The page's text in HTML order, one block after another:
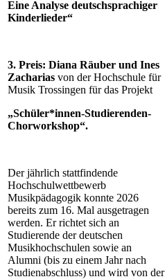
Eine Analyse deutschsprachiger
Kinderlieder“
3. Preis: Diana Räuber und Ines
Zacharias von der Hochschule für
Musik Trossingen für das Projekt
„Schüler*innen-Studierenden-
Chorworkshop“.
Der jährlich stattfindende
Hochschulwettbewerb
Musikpädagogik konnte 2026
bereits zum 16. Mal ausgetragen
werden. Er richtet sich an
Studierende der deutschen
Musikhochschulen sowie an
Alumni (bis zu einem Jahr nach
Studienabschluss) und wird von der